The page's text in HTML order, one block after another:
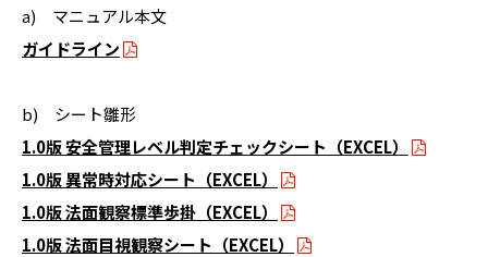
a) マニュアル本文
ガイドライン
b) シート雛形
1.0版 安全管理レベル判定チェックシート（EXCEL）
1.0版 異常時対応シート（EXCEL）
1.0版 法面観察標準歩掛（EXCEL）
1.0版 法面目視観察シート（EXCEL）